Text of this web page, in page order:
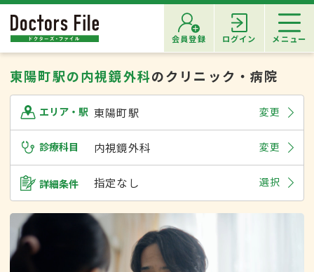
会員登録 ログイン メニュー
東陽町駅の内視鏡外科のクリニック・病院
エリア・駅 東陽町駅 変更
診療科目 内視鏡外科 変更
詳細条件 指定なし 選択